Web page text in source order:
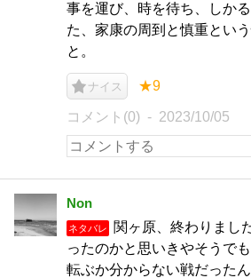
事を運び、時を待ち、しか
た、家康の周到と慎重とい
と。
ナイス ★9
コメント(0) 2023/10/05
Non
ネタバレ
関ヶ原、終わりまし
ったのかと思いきやそうで
転ぶか分からない戦だった